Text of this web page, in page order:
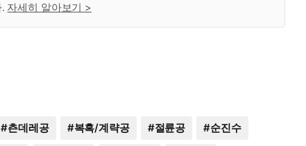
자세히 알아보기 >
#츤데레공 #복흑/계략공 #절륜공 #순진수